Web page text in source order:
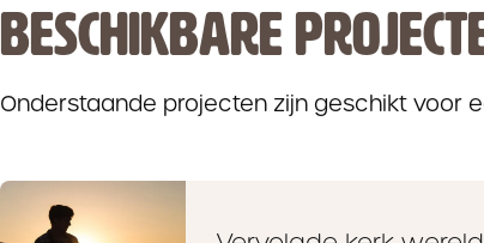
BESCHIKBARE
Onderstaande projecten zijn geschikt voor